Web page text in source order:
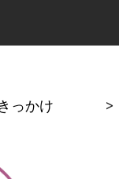
>
っかけ 関